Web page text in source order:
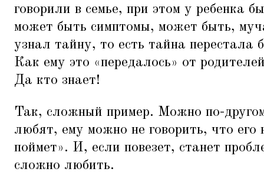
говорили в семье, при этом у ребенка
может быть симптомы, может быть,
узнал тайну, то есть тайна перестала
Как ему это «передалось» от
Да кто знает!
Так, сложный пример. Можно по-
любят, ему можно не говорить, что его
поймет». И, если повезет, станет
сложно любить.